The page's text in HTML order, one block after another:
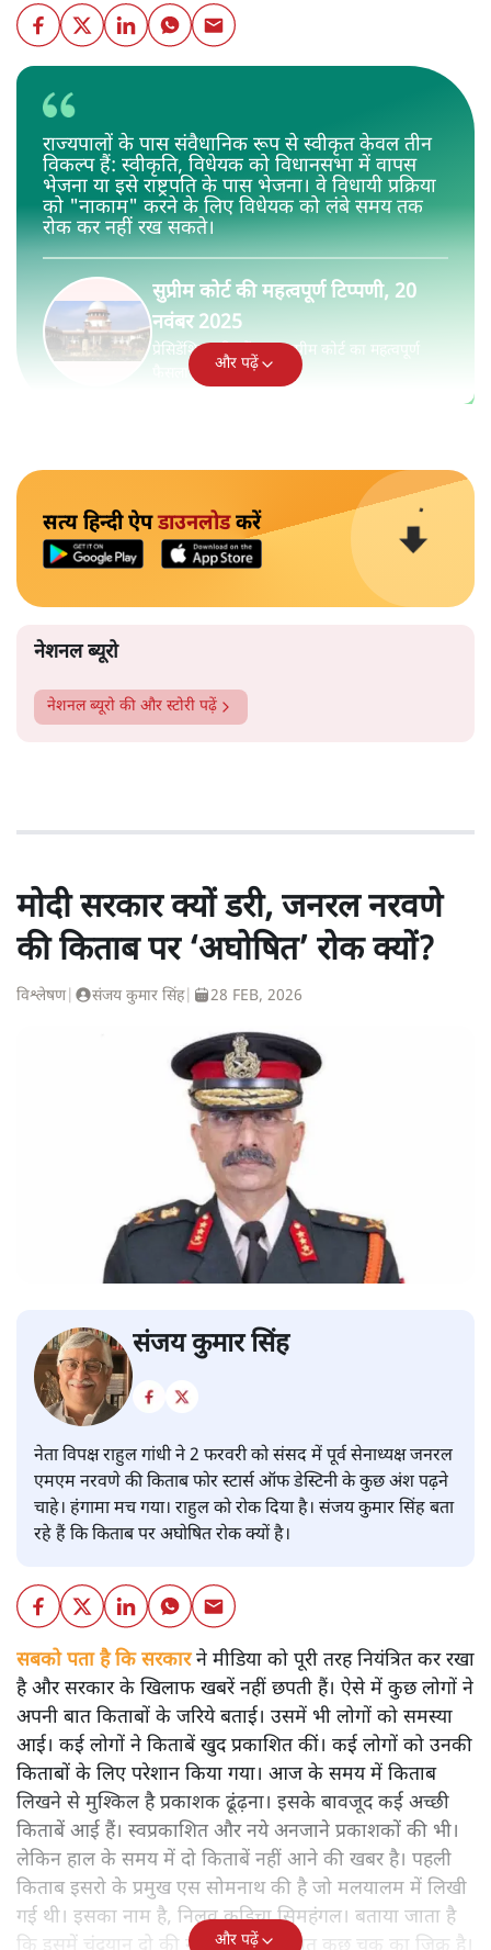
राज्यपालों के पास संवैधानिक रूप से स्वीकृत केवल तीन
विकल्प हैं: स्वीकृति, विधेयक को विधानसभा में वापस
भेजना या इसे राष्ट्रपति के पास भेजना। वे विधायी प्रक्रिया
को "नाकाम" करने के लिए विधेयक को लंबे समय तक
रोक कर नहीं रख सकते।
सुप्रीम कोर्ट की महत्वपूर्ण टिप्पणी, 20
नवंबर 2025
प्रेसिडेंशियल रिफरेंस पर सुप्रीम कोर्ट का महत्वपूर्ण
और पढ़ें
सत्य हिन्दी ऐपडाउनलोडकरें
नेशनल ब्यूरो
नेशनल ब्यूरो की और स्टोरी पढ़ें
मोदी सरकार क्यों डरी, जनरल नरवणे
की किताब पर ‘अघोषित’ रोक क्यों?
विश्लेषण| संजय कुमार सिंह| 28 FEB, 2026
संजय कुमार सिंह
नेता विपक्ष राहुल गांधी ने 2 फरवरी को संसद में पूर्व सेनाध्यक्ष जनरल
एमएम नरवणे की किताब फोर स्टार्स ऑफ डेस्टिनी के कुछ अंश पढ़ने
चाहे। हंगामा मच गया। राहुल को रोक दिया है। संजय कुमार सिंह बता
रहे हैं कि किताब पर अघोषित रोक क्यों है।
सबको पता है कि सरकारने मीडिया को पूरी तरह नियंत्रित कर रखा
है और सरकार के खिलाफ खबरें नहीं छपती हैं। ऐसे में कुछ लोगों ने
अपनी बात किताबों के जरिये बताई। उसमें भी लोगों को समस्या
आई। कई लोगों ने किताबें खुद प्रकाशित कीं। कई लोगों को उनकी
किताबों के लिए परेशान किया गया। आज के समय में किताब
लिखने से मुश्किल है प्रकाशक ढूंढ़ना। इसके बावजूद कई अच्छी
किताबें आई हैं। स्वप्रकाशित और नये अनजाने प्रकाशकों की भी।
लेकिन हाल के समय में दो किताबें नहीं आने की खबर है। पहली
किताब इसरो के प्रमुख एस सोमनाथ की है जो मलयालम में लिखी
गई थी। इसका नाम है, निलवु कुडिचा सिमहंगल। बताया जाता है
और पढ़ें